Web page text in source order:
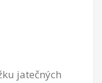
jatečných